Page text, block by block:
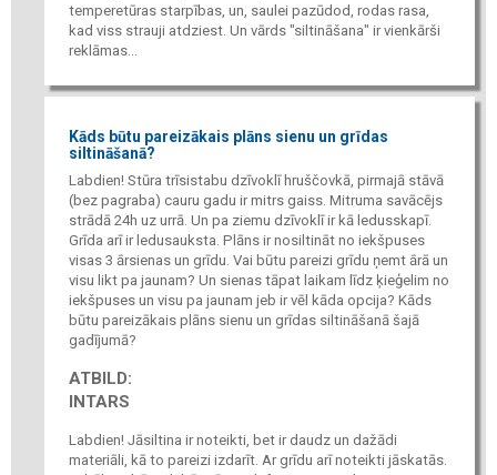
temperetūras starpības, un, saulei pazūdod, rodas rasa,
kad viss strauji atdziest. Un vārds "siltināšana" ir vienkārši
reklāmas...
Kāds būtu pareizākais plāns sienu un grīdas
siltināšanā?
Labdien! Stūra trīsistabu dzīvoklī hruščovkā, pirmajā stāvā
(bez pagraba) cauru gadu ir mitrs gaiss. Mitruma savācējs
strādā 24h uz urrā. Un pa ziemu dzīvoklī ir kā ledusskapī.
Grīda arī ir ledusauksta. Plāns ir nosiltināt no iekšpuses
visas 3 ārsienas un grīdu. Vai būtu pareizi grīdu ņemt ārā un
visu likt pa jaunam? Un sienas tāpat laikam līdz ķieģelim no
iekšpuses un visu pa jaunam jeb ir vēl kāda opcija? Kāds
būtu pareizākais plāns sienu un grīdas siltināšanā šajā
gadījumā?
ATBILD:
INTARS
Labdien! Jāsiltina ir noteikti, bet ir daudz un dažādi
materiāli, kā to pareizi izdarīt. Ar grīdu arī noteikti jāskatās.